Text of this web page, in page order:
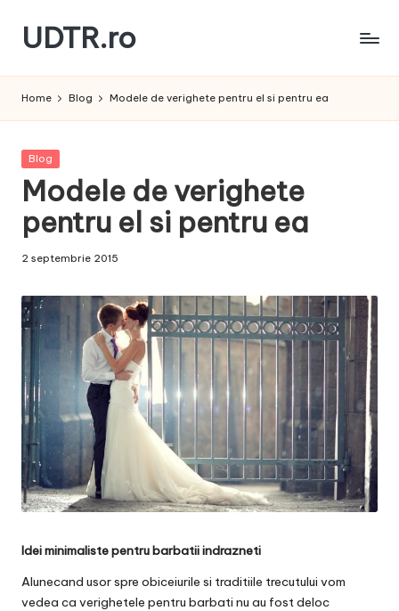
Skip
content
UDTR.ro
te
Home Blog Modele de verighete pentru el si pentru ea
Posted
Blog
Modele de verighete
pentru el si pentru ea
2 septembrie 2015
Idei minimaliste pentru barbatii indrazneti
Alunecand usor spre obiceiurile si traditiile trecutului vom
vedea ca verighetele pentru barbati nu au fost deloc